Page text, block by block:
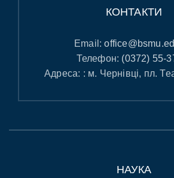
КОНТАКТИ
Email:
Телефон: (0372) 55-
Адреса: : м. Чернівці, пл.
НАУКА